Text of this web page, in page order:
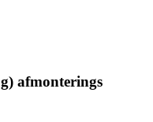
afmonterings